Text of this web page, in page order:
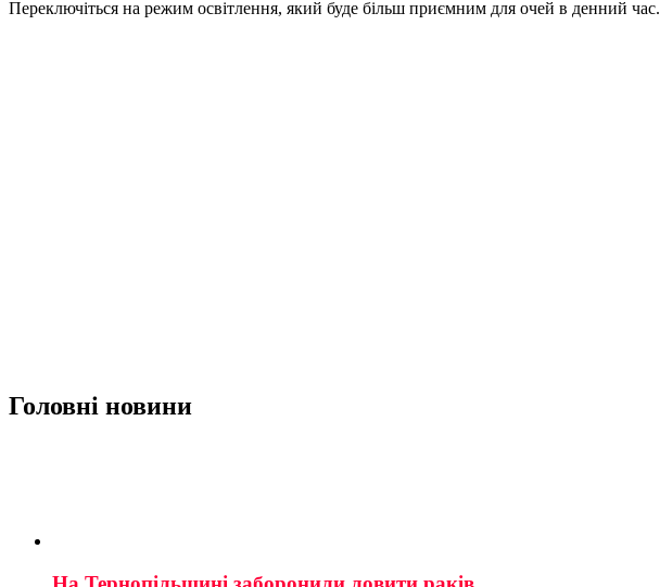
Переключіться на режим освітлення, який буде більш приємним для очей в денний час.
Головні новини